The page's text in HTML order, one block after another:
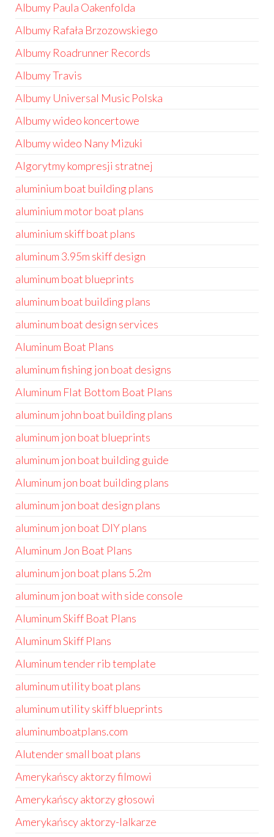
Albumy Paula Oakenfolda
Albumy Rafała Brzozowskiego
Albumy Roadrunner Records
Albumy Travis
Albumy Universal Music Polska
Albumy wideo koncertowe
Albumy wideo Nany Mizuki
Algorytmy kompresji stratnej
aluminium boat building plans
aluminium motor boat plans
aluminium skiff boat plans
aluminum 3.95m skiff design
aluminum boat blueprints
aluminum boat building plans
aluminum boat design services
Aluminum Boat Plans
aluminum fishing jon boat designs
Aluminum Flat Bottom Boat Plans
aluminum john boat building plans
aluminum jon boat blueprints
aluminum jon boat building guide
Aluminum jon boat building plans
aluminum jon boat design plans
aluminum jon boat DIY plans
Aluminum Jon Boat Plans
aluminum jon boat plans 5.2m
aluminum jon boat with side console
Aluminum Skiff Boat Plans
Aluminum Skiff Plans
Aluminum tender rib template
aluminum utility boat plans
aluminum utility skiff blueprints
aluminumboatplans.com
Alutender small boat plans
Amerykańscy aktorzy filmowi
Amerykańscy aktorzy głosowi
Amerykańscy aktorzy-lalkarze